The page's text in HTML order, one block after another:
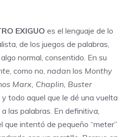
EXIGUO es el lenguaje de lo
de los juegos de palabras,
normal, consentido. En su
, como no, nadan los Monthy
Marx, Chaplin, Buster
y todo aquel que le dé una vuelta
las palabras. En definitiva,
que intentó de pequeño “meter”